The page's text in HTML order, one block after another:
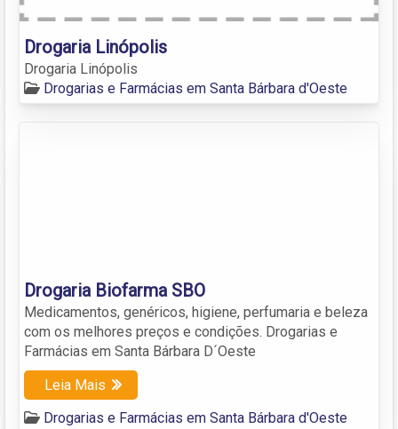
Drogaria Linópolis
Drogaria Linópolis
Drogarias e Farmácias em Santa Bárbara d'Oeste
Drogaria Biofarma SBO
Medicamentos, genéricos, higiene, perfumaria e beleza
com os melhores preços e condições. Drogarias e
Farmácias em Santa Bárbara D´Oeste
Leia Mais
Drogarias e Farmácias em Santa Bárbara d'Oeste